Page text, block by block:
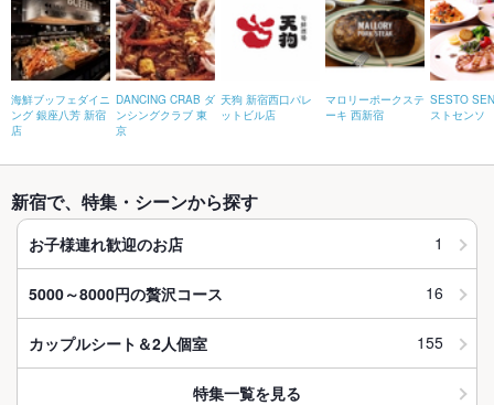
海鮮ブッフェダイニ
ング 銀座八芳 新宿
店
DANCING CRAB ダ
ンシングクラブ 東
京
天狗 新宿西口パレ
ットビル店
マロリーポークステ
ーキ 西新宿
SESTO
ストセンソ
新宿で、特集・シーンから探す
お子様連れ歓迎のお店 1
5000～8000円の贅沢コース 16
カップルシート＆2人個室 155
特集一覧を見る